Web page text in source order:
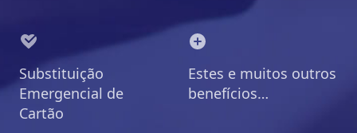
Substituição
Emergencial de
Cartão
Estes e muitos outros
benefícios…